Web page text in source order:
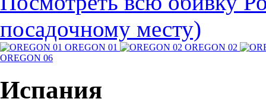
посадочному месту)
OREGON 01
OREGON 02
OREGON 06
Испания